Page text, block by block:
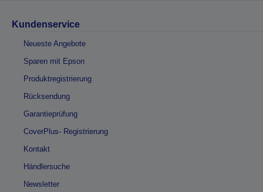
Kundenservice
Neueste Angebote
Sparen mit Epson
Produktregistrierung
Rücksendung
Garantieprüfung
CoverPlus- Registrierung
Kontakt
Händlersuche
Newsletter